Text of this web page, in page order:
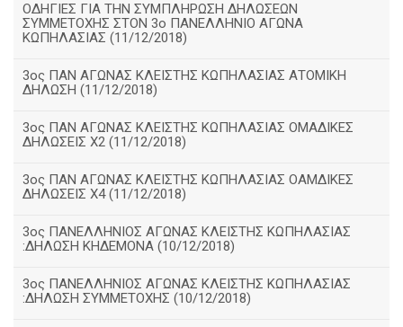
ΟΔΗΓΙΕΣ ΓΙΑ ΤΗΝ ΣΥΜΠΛΗΡΩΣΗ ΔΗΛΩΣΕΩΝ
ΣΥΜΜΕΤΟΧΗΣ ΣΤΟΝ 3ο ΠΑΝΕΛΛΗΝΙΟ ΑΓΩΝΑ
ΚΩΠΗΛΑΣΙΑΣ (11/12/2018)
3ος ΠΑΝ ΑΓΩΝΑΣ ΚΛΕΙΣΤΗΣ ΚΩΠΗΛΑΣΙΑΣ ΑΤΟΜΙΚΗ
ΔΗΛΩΣΗ (11/12/2018)
3ος ΠΑΝ ΑΓΩΝΑΣ ΚΛΕΙΣΤΗΣ ΚΩΠΗΛΑΣΙΑΣ ΟΜΑΔΙΚΕΣ
ΔΗΛΩΣΕΙΣ Χ2 (11/12/2018)
3ος ΠΑΝ ΑΓΩΝΑΣ ΚΛΕΙΣΤΗΣ ΚΩΠΗΛΑΣΙΑΣ ΟΑΜΔΙΚΕΣ
ΔΗΛΩΣΕΙΣ Χ4 (11/12/2018)
3ος ΠΑΝΕΛΛΗΝΙΟΣ ΑΓΩΝΑΣ ΚΛΕΙΣΤΗΣ ΚΩΠΗΛΑΣΙΑΣ
:ΔΗΛΩΣΗ ΚΗΔΕΜΟΝΑ (10/12/2018)
3ος ΠΑΝΕΛΛΗΝΙΟΣ ΑΓΩΝΑΣ ΚΛΕΙΣΤΗΣ ΚΩΠΗΛΑΣΙΑΣ
:ΔΗΛΩΣΗ ΣΥΜΜΕΤΟΧΗΣ (10/12/2018)